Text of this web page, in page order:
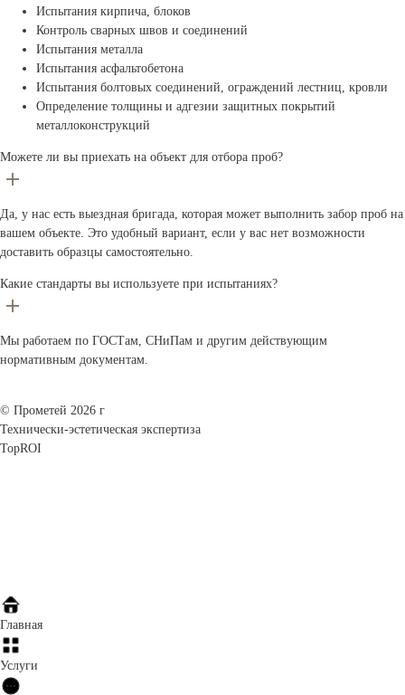
Испытания кирпича, блоков
Контроль сварных швов и соединений
Испытания металла
Испытания асфальтобетона
Испытания болтовых соединений, ограждений лестниц, кровли
Определение толщины и адгезии защитных покрытий
металлоконструкций
Можете ли вы приехать на объект для отбора проб?
Да, у нас есть выездная бригада, которая может выполнить забор проб на
вашем объекте. Это удобный вариант, если у вас нет возможности
доставить образцы самостоятельно.
Какие стандарты вы используете при испытаниях?
Мы работаем по ГОСТам, СНиПам и другим действующим
нормативным документам.
© Прометей 2026 г
Технически-эстетическая экспертиза
TopROI
Главная
Услуги